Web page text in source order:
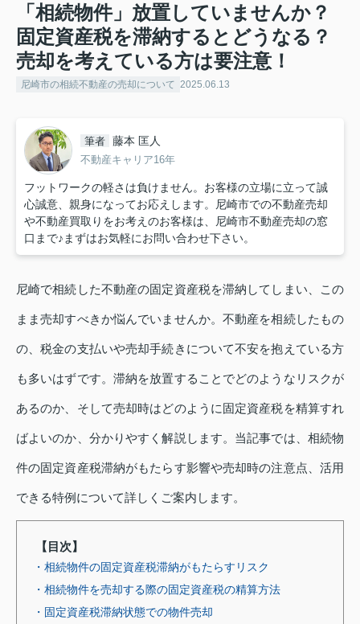
「相続物件」放置していませんか？
固定資産税を滞納するとどうなる？
売却を考えている方は要注意！
尼崎市の相続不動産の売却について 2025.06.13
筆者 藤本 匡人
不動産キャリア16年
フットワークの軽さは負けません。お客様の立場に立って誠
心誠意、親身になってお応えします。尼崎市での不動産売却
や不動産買取りをお考えのお客様は、尼崎市不動産売却の窓
口まで♪まずはお気軽にお問い合わせ下さい。
尼崎で相続した不動産の固定資産税を滞納してしまい、この
まま売却すべきか悩んでいませんか。不動産を相続したもの
の、税金の支払いや売却手続きについて不安を抱えている方
も多いはずです。滞納を放置することでどのようなリスクが
あるのか、そして売却時はどのように固定資産税を精算すれ
ばよいのか、分かりやすく解説します。当記事では、相続物
件の固定資産税滞納がもたらす影響や売却時の注意点、活用
できる特例について詳しくご案内します。
【目次】
・相続物件の固定資産税滞納がもたらすリスク
・相続物件を売却する際の固定資産税の精算方法
・固定資産税滞納状態での物件売却